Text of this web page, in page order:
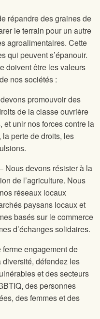
répandre des graines de
le terrain pour un autre
agroalimentaires. Cette
qui peuvent s’épanouir.
doivent être les valeurs
nos sociétés :
promouvoir des
de la classe ouvrière
unir nos forces contre la
perte de droits, les
Nous devons résister à la
de l’agriculture. Nous
réseaux locaux
paysans locaux et
basés sur le commerce
d’échanges solidaires.
ferme engagement de
défendez les
et des secteurs
des personnes
des femmes et des